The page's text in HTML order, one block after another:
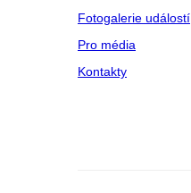
Fotogalerie událostí
Pro média
Kontakty